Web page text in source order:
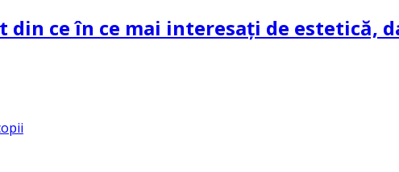
din ce în ce mai interesați de estetică,